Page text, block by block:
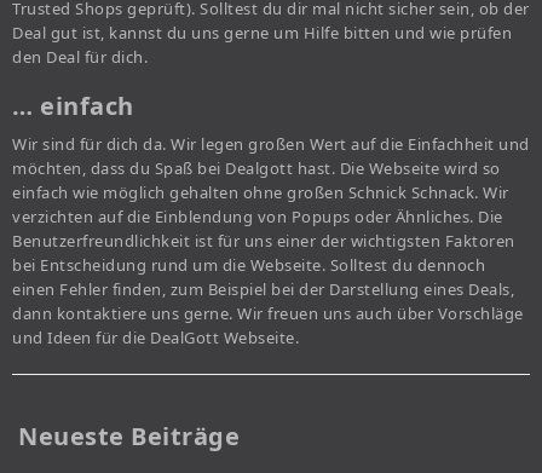
Trusted Shops geprüft). Solltest du dir mal nicht sicher sein, ob der
Deal gut ist, kannst du uns gerne um Hilfe bitten und wie prüfen
den Deal für dich.
… einfach
Wir sind für dich da. Wir legen großen Wert auf die Einfachheit und
möchten, dass du Spaß bei Dealgott hast. Die Webseite wird so
einfach wie möglich gehalten ohne großen Schnick Schnack. Wir
verzichten auf die Einblendung von Popups oder Ähnliches. Die
Benutzerfreundlichkeit ist für uns einer der wichtigsten Faktoren
bei Entscheidung rund um die Webseite. Solltest du dennoch
einen Fehler finden, zum Beispiel bei der Darstellung eines Deals,
dann kontaktiere uns gerne. Wir freuen uns auch über Vorschläge
und Ideen für die DealGott Webseite.
Neueste Beiträge